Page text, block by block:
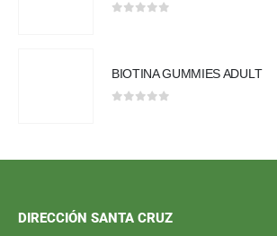
BIOTINA GUMMIES ADULT
DIRECCIÓN SANTA CRUZ